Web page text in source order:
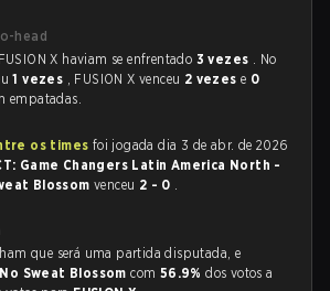
head
X haviam se enfrentado 3 vezes . No
1 vezes , FUSION X venceu 2 vezese 0
empatadas.
os times foi jogada dia 3 de abr. de 2026
Game Changers Latin America North -
Blossomvenceu 2 - 0 .
que será uma partida disputada, e
No Sweat Blossomcom 56.9%dos votos a